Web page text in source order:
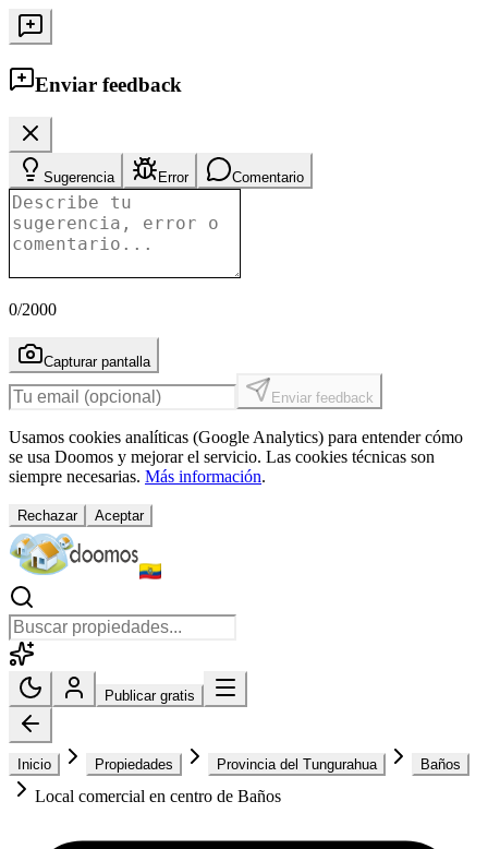
Enviar feedback
Sugerencia Error Comentario
0/2000
Capturar pantalla
Enviar feedback
Usamos cookies analíticas (Google Analytics) para entender cómo
se usa Doomos y mejorar el servicio. Las cookies técnicas son
siempre necesarias. Más información.
Rechazar Aceptar
Publicar gratis
Inicio Propiedades Provincia del Tungurahua Baños
Local comercial en centro de Baños